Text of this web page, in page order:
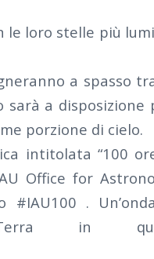
le loro stelle più
a spasso
sarà a disposizione
porzione di cielo.
intitolata “100
Office for
#IAU100 .
in